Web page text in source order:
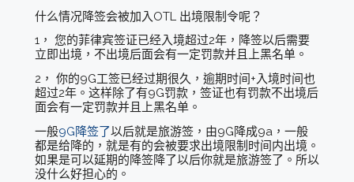
什么情况降签会被加入OTL 出境限制令呢？
1， 您的菲律宾签证已经入境超过2年，降签以后需要
立即出境，不出境后面会有一定罚款并且上黑名单。
2， 你的9G工签已经过期很久，逾期时间+入境时间也
超过2年。这样除了有9G罚款，签证也有罚款不出境后
面会有一定罚款并且上黑名单。
一般9G降签了以后就是旅游签，由9G降成9a，一般
都是给降的，就是有的会被要求出境限制时间内出境。
如果是可以延期的降签降了以后你就是旅游签了。所以
没什么好担心的。